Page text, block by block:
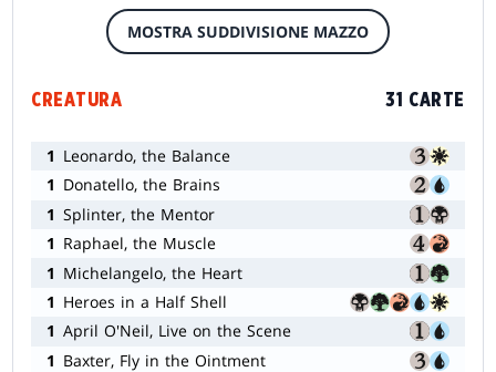
MOSTRA SUDDIVISIONE MAZZO
CREATURA 31 CARTE
1 Leonardo, the Balance
1 Donatello, the Brains
1 Splinter, the Mentor
1 Raphael, the Muscle
1 Michelangelo, the Heart
1 Heroes in a Half Shell
1 April O'Neil, Live on the Scene
1 Baxter, Fly in the Ointment